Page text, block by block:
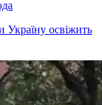
Україну освіжить